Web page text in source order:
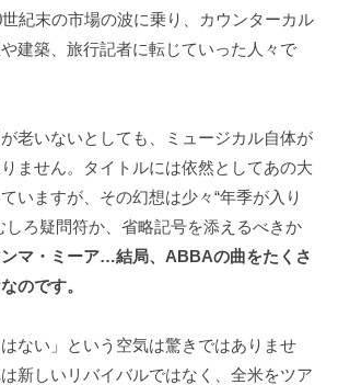
紀末の市場の波に乗り、カウンターカル
建築、旅行記者に転じていった人々で
老いないとしても、ミュージカル自体が
ません。タイトルには依然としてあの大
いますが、その幻想は少々“年季が入り
しろ疑問符か、省略記号を添えるべきか
マ・ミーア…結局、ABBAの曲をたくさ
のです。
ない」という空気は驚きではありませ
新しいリバイバルではなく、全米をツア